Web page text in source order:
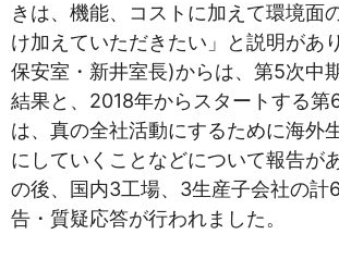
きは、機能、コストに加えて環境面
け加えていただきたい」と説明があ
保安室・新井室長)からは、第5次中
結果と、2018年からスタートする第
は、真の全社活動にするために海外
にしていくことなどについて報告が
の後、国内3工場、3生産子会社の計
告・質疑応答が行われました。